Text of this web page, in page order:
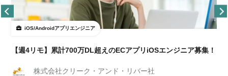
iOS/Androidアプリエンジニア
【週4リモ】累計700万DL超えのECアプリiOSエンジニア募集！
株式会社クリーク・アンド・リバー社